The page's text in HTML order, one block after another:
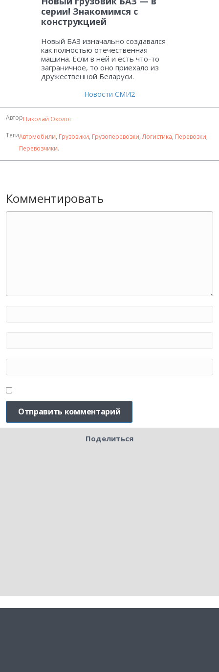
серии! Знакомимся с
конструкцией
Новый БАЗ изначально создавался
как полностью отечественная
машина. Если в ней и есть что-то
заграничное, то оно приехало из
дружественной Беларуси.
Новости СМИ2
АвторНиколай Околог
ТегиАвтомобили, Грузовики, Грузоперевозки,Логистика, Перевозки,
Перевозчики.
Комментировать
Поделиться